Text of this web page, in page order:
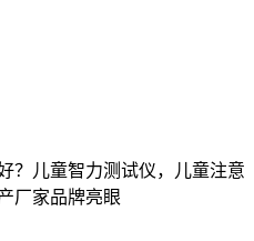
？儿童智力测试仪，儿童注意
厂家品牌亮眼